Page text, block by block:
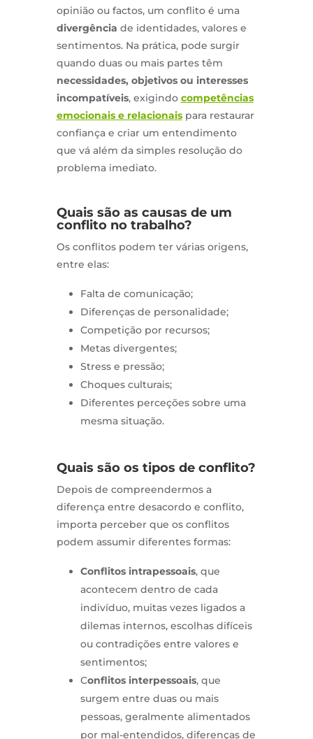
opinião ou factos, um conflito é uma
divergência de identidades, valores e
sentimentos. Na prática, pode surgir
quando duas ou mais partes têm
necessidades, objetivos ou interesses
incompatíveis, exigindo competências
emocionais e relacionaispara restaurar
confiança e criar um entendimento
que vá além da simples resolução do
problema imediato.
Quais são as causas de um
conflito no trabalho?
Os conflitos podem ter várias origens,
entre elas:
Falta de comunicação;
Diferenças de personalidade;
Competição por recursos;
Metas divergentes;
Stress e pressão;
Choques culturais;
Diferentes perceções sobre uma
mesma situação.
Quais são os tipos de conflito?
Depois de compreendermos a
diferença entre desacordo e conflito,
importa perceber que os conflitos
podem assumir diferentes formas:
Conflitos intrapessoais, que
acontecem dentro de cada
indivíduo, muitas vezes ligados a
dilemas internos, escolhas difíceis
ou contradições entre valores e
sentimentos;
Conflitos interpessoais, que
surgem entre duas ou mais
pessoas, geralmente alimentados
por mal-entendidos, diferenças de